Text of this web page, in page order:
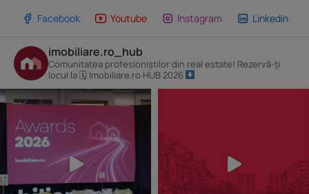
Facebook Youtube Instagram Linkedin
imobiliare.ro_hub
Comunitatea profesioniștilor din real estate! Rezervă-ți
locul la 🗓 Imobiliare.ro HUB 2026